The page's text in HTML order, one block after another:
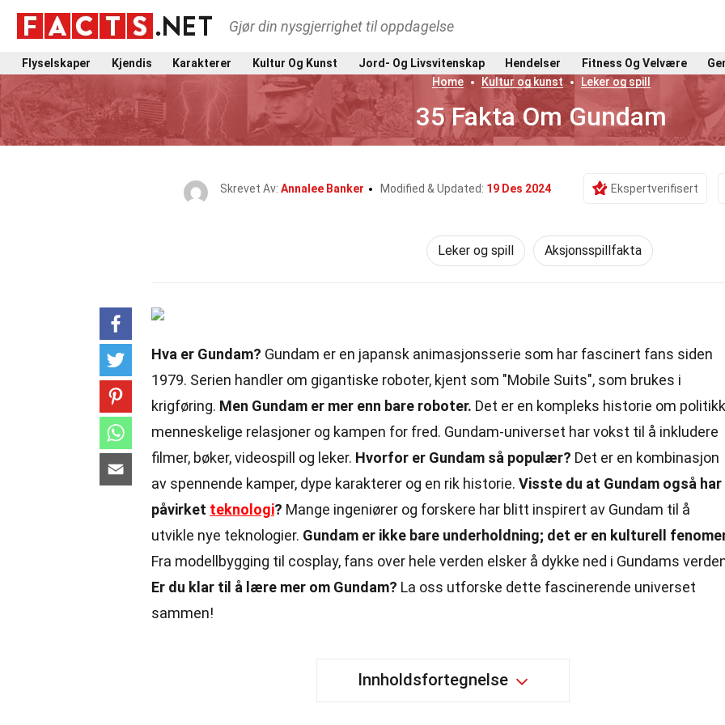
Gjør din nysgjerrighet til oppdagelse
Flyselskaper Kjendis Karakterer Kultur Og Kunst Jord- Og Livsvitenskap Hendelser Fitness Og Velvære
Home
Kultur og kunst Leker og spill
35 Fakta Om Gundam
Skrevet Av: Annalee Banker Modified & Updated: 19 Des 2024 Ekspertverifisert
Leker og spill Aksjonsspillfakta
Hva er Gundam? Gundam er en japansk animasjonsserie som har fascinert fans siden
1979. Serien handler om gigantiske roboter, kjent som "Mobile Suits", som brukes i
krigføring. Men Gundam er mer enn bare roboter. Det er en kompleks historie om
menneskelige relasjoner og kampen for fred. Gundam-universet har vokst til å inkludere
filmer, bøker, videospill og leker. Hvorfor er Gundam så populær? Det er en kombinasjon
av spennende kamper, dype karakterer og en rik historie. Visste du at Gundam også har
påvirket teknologi? Mange ingeniører og forskere har blitt inspirert av Gundam til å
utvikle nye teknologier. Gundam er ikke bare underholdning; det er en kulturell
Fra modellbygging til cosplay, fans over hele verden elsker å dykke ned i Gundams
Er du klar til å lære mer om Gundam? La oss utforske dette fascinerende universet
sammen!
Innholdsfortegnelse